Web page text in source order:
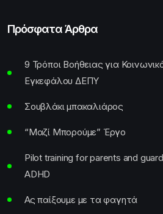
Πρόσφατα Άρθρα
9 Τρόποι Βοήθειας για
Εγκεφάλου ΔΕΠΥ
Σουβλάκι μπακαλιάρος
“Μαζί Μπορούμε” Έργο
Pilot training for parents and
ADHD
Ας παίξουμε με τα φαγητά